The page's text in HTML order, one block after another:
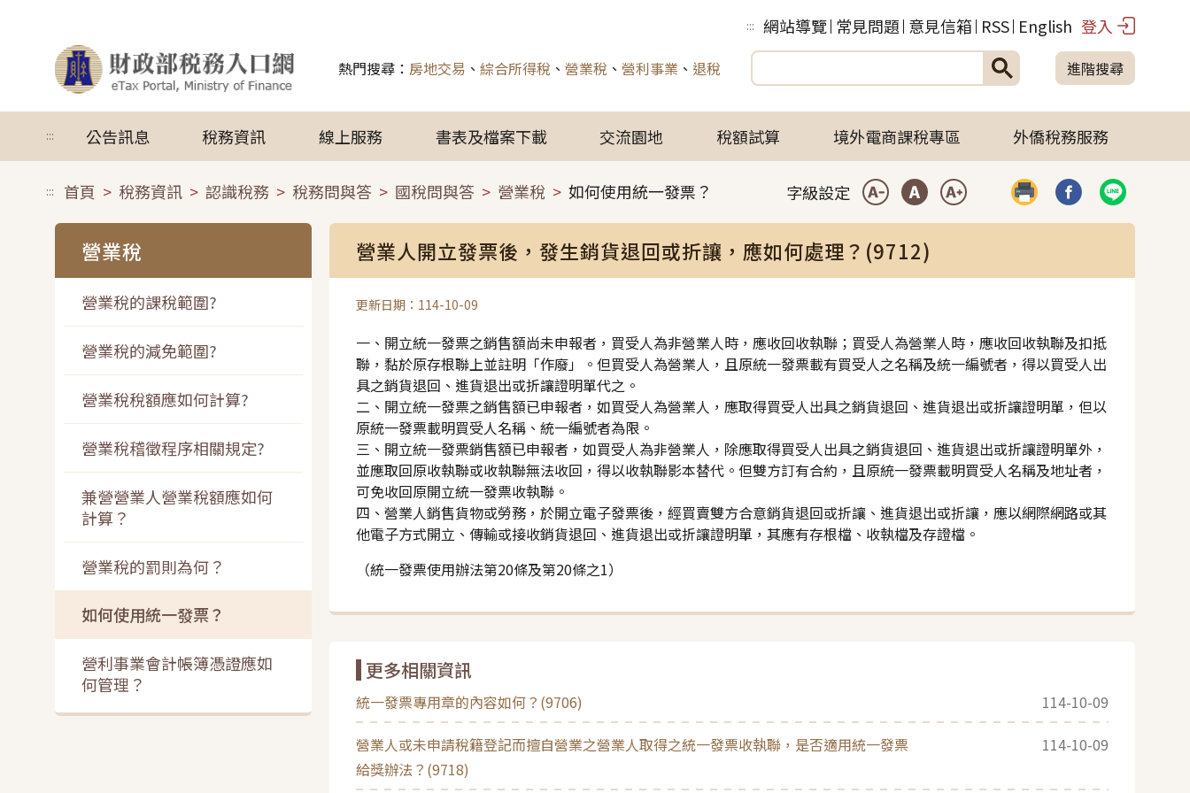
::: 網站導覽 常見問題 意見信箱 RSS English 登入
熱門搜尋： 房地交易 、 綜合所得稅 、 營業稅 、 營利事業 、 退稅 進階搜尋
::: 公告訊息 稅務資訊 線上服務 書表及檔案下載 交流園地 稅額試算 境外電商課稅專區 外僑稅務服務
::: 首頁 稅務資訊 認識稅務 稅務問與答 國稅問與答 營業稅 如何使用統一發票？ 字級設定
小型字中型字大型字 列印 分享到臉書(開啟
分享到
營業稅
營業稅的課稅範圍?
營業稅的減免範圍?
營業稅稅額應如何計算?
營業稅稽徵程序相關規定?
兼營營業人營業稅額應如何
計算？
營業稅的罰則為何？
如何使用統一發票？
營利事業會計帳簿憑證應如
何管理？
營業人開立發票後，發生銷貨退回或折讓，應如何處理？(9712)
更新日期：114-10-09
一、開立統一發票之銷售額尚未申報者，買受人為非營業人時，應收回收執聯；買受人為營業人時，應收回收執聯及扣抵
聯，黏於原存根聯上並註明「作廢」。但買受人為營業人，且原統一發票載有買受人之名稱及統一編號者，得以買受人出
具之銷貨退回、進貨退出或折讓證明單代之。
二、開立統一發票之銷售額已申報者，如買受人為營業人，應取得買受人出具之銷貨退回、進貨退出或折讓證明單，但以
原統一發票載明買受人名稱、統一編號者為限。
三、開立統一發票銷售額已申報者，如買受人為非營業人，除應取得買受人出具之銷貨退回、進貨退出或折讓證明單外，
並應取回原收執聯或收執聯無法收回，得以收執聯影本替代。但雙方訂有合約，且原統一發票載明買受人名稱及地址者，
可免收回原開立統一發票收執聯。
四、營業人銷售貨物或勞務，於開立電子發票後，經買賣雙方合意銷貨退回或折讓、進貨退出或折讓，應以網際網路或其
他電子方式開立、傳輸或接收銷貨退回、進貨退出或折讓證明單，其應有存根檔、收執檔及存證檔。
（統一發票使用辦法第20條及第20條之1）
更多相關資訊
統一發票專用章的內容如何？(9706)
114-10-09
營業人或未申請稅籍登記而擅自營業之營業人取得之統一發票收執聯，是否適用統一發票
給獎辦法？(9718)
114-10-09